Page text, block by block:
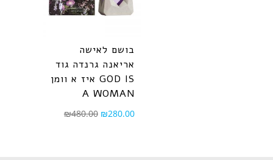
בושם לאישה
אריאנה גרנדה גוד
איז א וומן GOD IS
A WOMAN
₪480.00 ₪280.00